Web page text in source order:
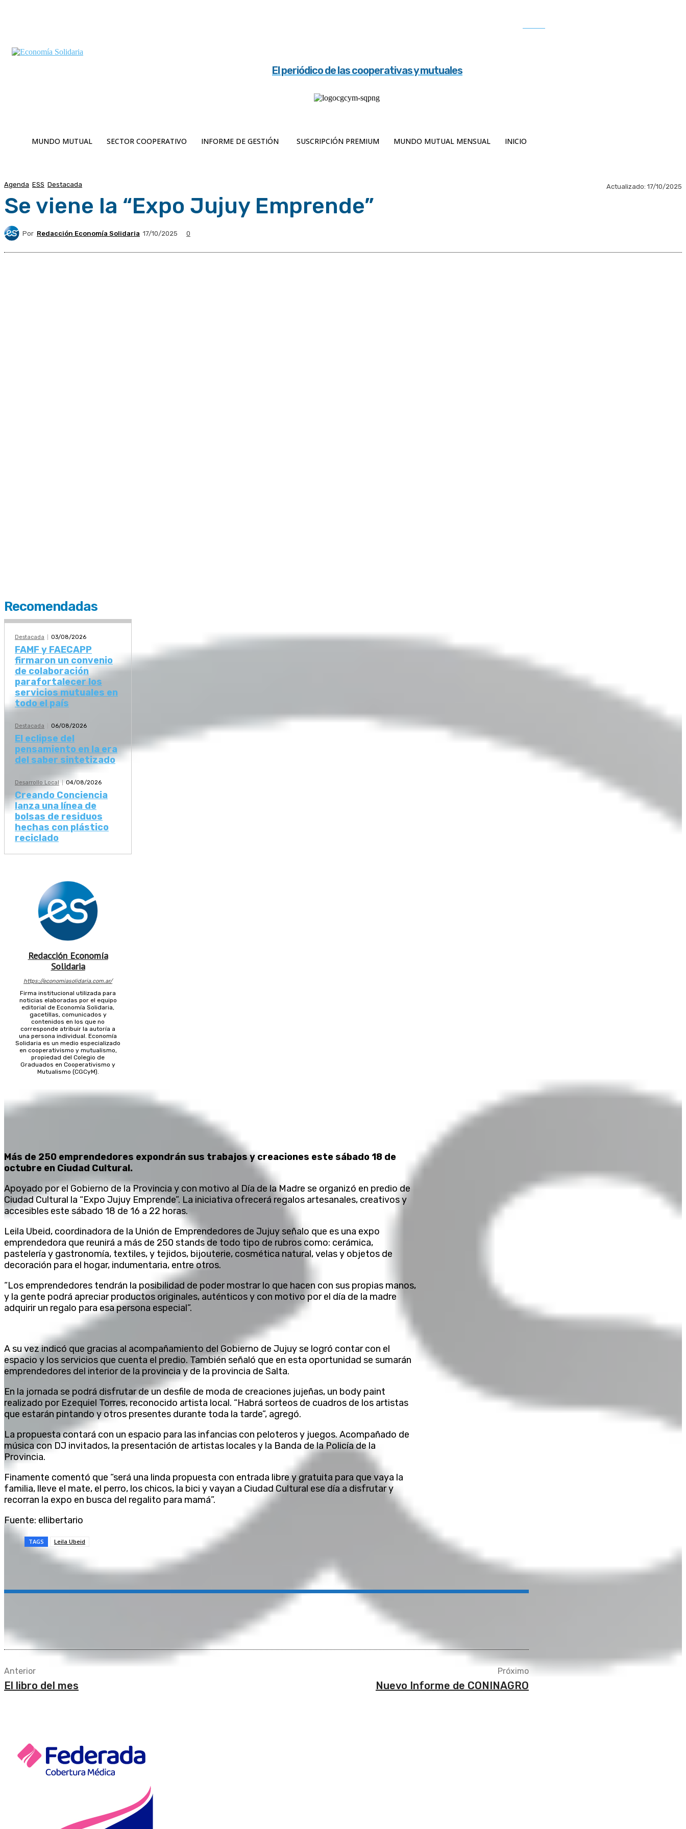
El periódico de las cooperativas y mutuales
MUNDO MUTUAL SECTOR COOPERATIVO INFORME DE GESTIÓN SUSCRIPCIÓN PREMIUM MUNDO MUTUAL MENSUAL INICIO
Agenda ESS Destacada Actualizado: 17/10/2025
Se viene la “Expo Jujuy Emprende”
Por Redacción Economía Solidaria 17/10/2025 0
Recomendadas
Destacada 03/08/2026
FAMF y FAECAPP
firmaron un convenio
de colaboración
parafortalecer los
servicios mutuales en
todo el país
Destacada 06/08/2026
El eclipse del
pensamiento en la era
del saber sintetizado
Desarrollo Local 04/08/2026
Creando Conciencia
lanza una línea de
bolsas de residuos
hechas con plástico
reciclado
Redacción Economía
Solidaria
https://economiasolidaria.com.ar/
Firma institucional utilizada para
noticias elaboradas por el equipo
editorial de Economía Solidaria,
gacetillas, comunicados y
contenidos en los que no
corresponde atribuir la autoría a
una persona individual. Economía
Solidaria es un medio especializado
en cooperativismo y mutualismo,
propiedad del Colegio de
Graduados en Cooperativismo y
Mutualismo (CGCyM).
Más de 250 emprendedores expondrán sus trabajos y creaciones este sábado 18 de
octubre en Ciudad Cultural.
Apoyado por el Gobierno de la Provincia y con motivo al Día de la Madre se organizó en predio de
Ciudad Cultural la “Expo Jujuy Emprende”. La iniciativa ofrecerá regalos artesanales, creativos y
accesibles este sábado 18 de 16 a 22 horas.
Leila Ubeid, coordinadora de la Unión de Emprendedores de Jujuy señalo que es una expo
emprendedora que reunirá a más de 250 stands de todo tipo de rubros como: cerámica,
pastelería y gastronomía, textiles, y tejidos, bijouterie, cosmética natural, velas y objetos de
decoración para el hogar, indumentaria, entre otros.
“Los emprendedores tendrán la posibilidad de poder mostrar lo que hacen con sus propias manos,
y la gente podrá apreciar productos originales, auténticos y con motivo por el día de la madre
adquirir un regalo para esa persona especial”.
A su vez indicó que gracias al acompañamiento del Gobierno de Jujuy se logró contar con el
espacio y los servicios que cuenta el predio. También señaló que en esta oportunidad se sumarán
emprendedores del interior de la provincia y de la provincia de Salta.
En la jornada se podrá disfrutar de un desfile de moda de creaciones jujeñas, un body paint
realizado por Ezequiel Torres, reconocido artista local. “Habrá sorteos de cuadros de los artistas
que estarán pintando y otros presentes durante toda la tarde”, agregó.
La propuesta contará con un espacio para las infancias con peloteros y juegos. Acompañado de
música con DJ invitados, la presentación de artistas locales y la Banda de la Policía de la
Provincia.
Finamente comentó que “será una linda propuesta con entrada libre y gratuita para que vaya la
familia, lleve el mate, el perro, los chicos, la bici y vayan a Ciudad Cultural ese día a disfrutar y
recorran la expo en busca del regalito para mamá”.
Fuente: ellibertario
TAGS Leila Ubeid
Anterior
El libro del mes
Próximo
Nuevo Informe de CONINAGRO